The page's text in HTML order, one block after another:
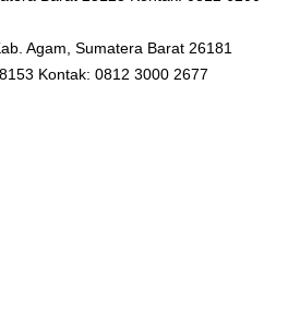
Agam, Sumatera Barat 26181
Kontak: 0812 3000 2677